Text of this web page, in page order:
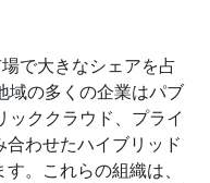
で大きなシェアを占
域の多くの企業はパブ
ッククラウド、プライ
わせたハイブリッド
。これらの組織は、